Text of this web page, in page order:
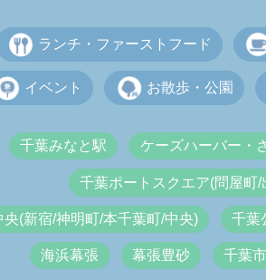
ランチ・ファーストフード
イベント お散歩・公園
千葉みなと駅 ケーズハーバー・
千葉ポートスクエア(問屋町/
央(新宿/神明町/本千葉町/中央) 千葉
海浜幕張 幕張豊砂 千葉